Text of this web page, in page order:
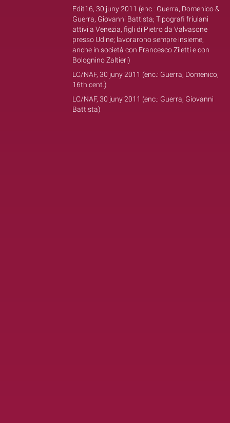
Edit16, 30 juny 2011 (enc.: Guerra, Domenico &
Guerra, Giovanni Battista; Tipografi friulani
attivi a Venezia, figli di Pietro da Valvasone
presso Udine; lavorarono sempre insieme,
anche in società con Francesco Ziletti e con
Bolognino Zaltieri)
LC/NAF, 30 juny 2011 (enc.: Guerra, Domenico,
16th cent.)
LC/NAF, 30 juny 2011 (enc.: Guerra, Giovanni
Battista)